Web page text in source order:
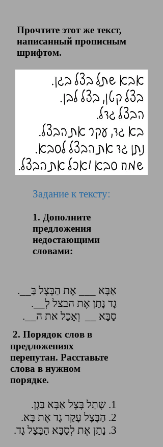
Прочтите этот же текст,
написанный прописным
шрифтом.
Задание к тексту:
1. Дополните
предложения
недостающими
словами:
אַבָּא ___ אֶת הַבָּצָל בַּ__.
גָד נָתַן אֶת הבצל לְ__.
סַבָּא __ וְאָכַל את ה__.
2. Порядок слов в
предложениях
перепутан. Расставьте
слова в нужном
порядке.
1. שָתַל בָּצָל אַבָּא בַּגָן.
2. הַבָּצָל עָקַר גָד אֶת בָּא.
3. נָתַן אֶת לְסַבָּא הַבָּצָל גָד.